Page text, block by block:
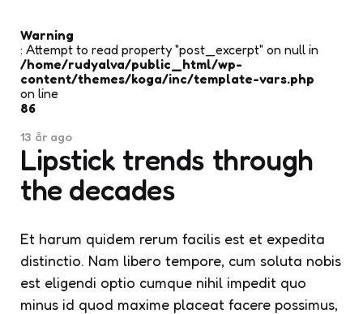
Lipstick trends through
the decades
13 år ago
Et harum quidem rerum facilis est et expedita
distinctio. Nam libero tempore, cum soluta nobis
est eligendi optio cumque nihil impedit quo
minus id quod maxime placeat facere possimus,
Warning
: Attempt to read property "post_excerpt" on null in
/home/rudyalva/public_html/wp-
content/themes/koga/inc/template-vars.php
on line
86